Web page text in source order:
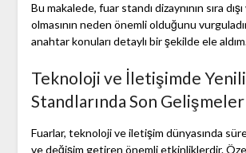
Bu makalede, fuar standı dizaynının sıra
olmasının neden önemli olduğunu
anahtar konuları detaylı bir şekilde ele
Teknoloji ve İletişimde
Standlarında Son Gelişmeler
Fuarlar, teknoloji ve iletişim dünyasında
ve değişim getiren önemli etkinliklerdir.